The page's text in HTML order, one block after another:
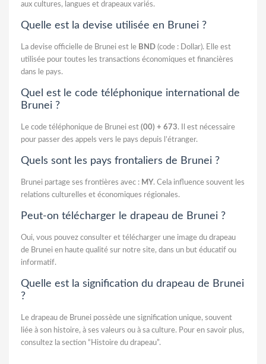
aux cultures, langues et drapeaux variés.
Quelle est la devise utilisée en Brunei ?
La devise officielle de Brunei est le BND (code : Dollar). Elle est
utilisée pour toutes les transactions économiques et financières
dans le pays.
Quel est le code téléphonique international de
Brunei ?
Le code téléphonique de Brunei est (00) + 673. Il est nécessaire
pour passer des appels vers le pays depuis l’étranger.
Quels sont les pays frontaliers de Brunei ?
Brunei partage ses frontières avec : MY. Cela influence souvent les
relations culturelles et économiques régionales.
Peut-on télécharger le drapeau de Brunei ?
Oui, vous pouvez consulter et télécharger une image du drapeau
de Brunei en haute qualité sur notre site, dans un but éducatif ou
informatif.
Quelle est la signification du drapeau de Brunei
?
Le drapeau de Brunei possède une signification unique, souvent
liée à son histoire, à ses valeurs ou à sa culture. Pour en savoir plus,
consultez la section “Histoire du drapeau”.